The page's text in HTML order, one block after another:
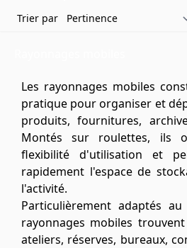
Trier par
Les rayonnages mobiles
pratique pour organiser et
produits, fournitures,
Montés sur roulettes, ils
flexibilité d'utilisation et
rapidement l'espace de
l'activité.
Particulièrement adaptés
rayonnages mobiles
ateliers, réserves, bureaux,